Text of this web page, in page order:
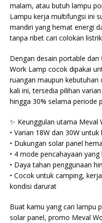
malam, atau butuh lampu
Lampu kerja multifungsi ini
mandiri yang hemat energi
tanpa ribet cari colokan
Dengan desain portable
Work Lamp cocok dipakai
ruangan maupun
kali ini, tersedia pilihan
hingga 30% selama periode
✨ Keunggulan utama Meval
• Varian 18W dan 30W
• Dukungan solar panel
• 4 mode pencahayaan yang
• Daya tahan penggunaan
• Cocok untuk camping,
kondisi darurat
Buat kamu yang cari lampu
solar panel, promo Meval